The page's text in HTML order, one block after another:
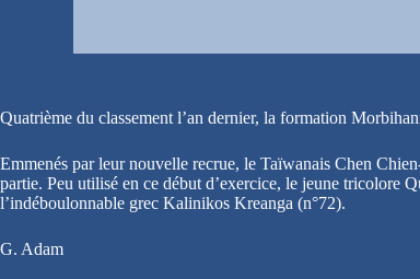
Quatrième du classement l’an dernier, la formation
Emmenés par leur nouvelle recrue, le Taïwanais Chen
partie. Peu utilisé en ce début d’exercice, le jeune tricolore
l’indéboulonnable grec Kalinikos Kreanga (n°72).
G. Adam